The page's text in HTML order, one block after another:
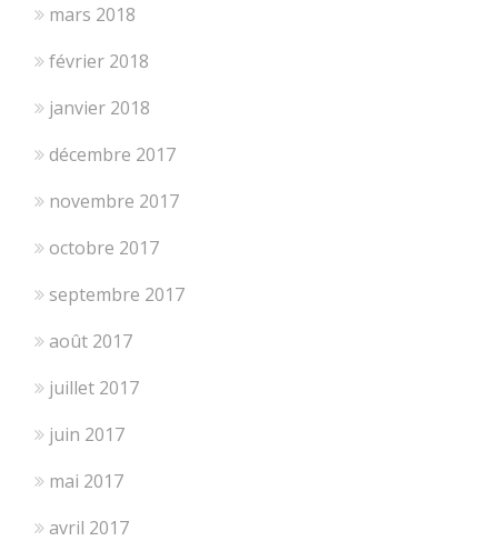
mars 2018
février 2018
janvier 2018
décembre 2017
novembre 2017
octobre 2017
septembre 2017
août 2017
juillet 2017
juin 2017
mai 2017
avril 2017